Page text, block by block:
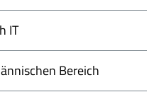
IT
Bereich